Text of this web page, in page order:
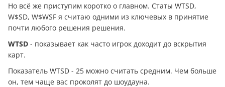
Но всё же приступим коротко о главном. Статы WTSD,
W$SD, W$WSF я считаю одними из ключевых в принятие
почти любого решения решения.
WTSD - показывает как часто игрок доходит до вскрытия
карт.
Показатель WTSD - 25 можно считать средним. Чем больше
он, тем чаще вас проколят до шоудауна.